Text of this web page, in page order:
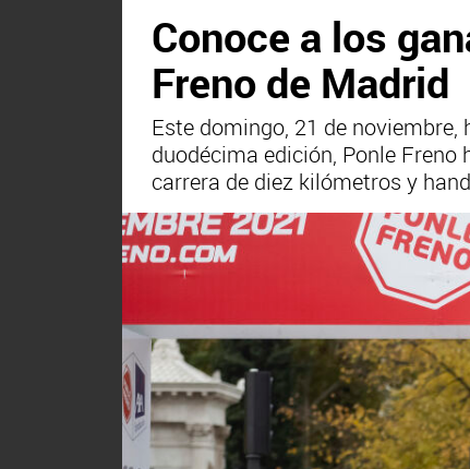
Conoce a los
Freno de Madrid
Este domingo, 21 de noviembre,
duodécima edición, Ponle
carrera de diez kilómetros y